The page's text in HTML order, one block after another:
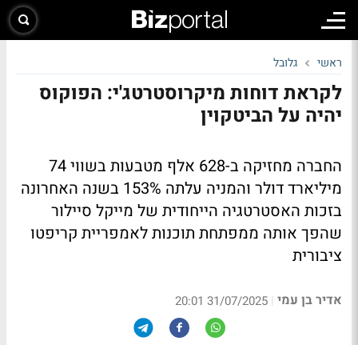
ראשי גלובל
לקראת דוחות מיקרוסטרטג'י: הפוקוס
יהיה על הביטקוין
החברה מחזיקה ב-628 אלף מטבעות בשווי 74
מיליארד דולר והמניה עלתה 153% בשנה האחרונה
בזכות האסטרטגיה הייחודית של מייקל סיילור
שהפך אותה ממפתחת תוכנות לאמפריית קריפטו
ציבורית
אדיר בן עמי |
31/07/2025 20:01